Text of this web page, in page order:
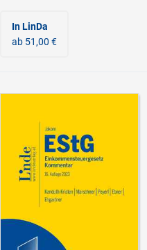
In LinDa
ab 51,00 €